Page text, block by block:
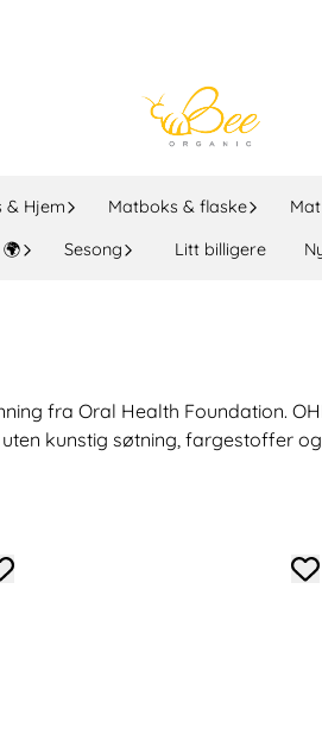
& Hjem Matboks & flaske
Sesong Litt billigere
fra Oral Health Foundation.
kunstig søtning, fargestoffer